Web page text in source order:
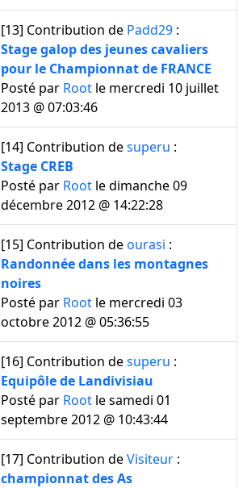
[13] Contribution de Padd29:
Stage galop des jeunes cavaliers
pour le Championnat de FRANCE
Posté par Rootle mercredi 10 juillet
2013 @ 07:03:46
[14] Contribution desuperu :
Stage CREB
Posté par Rootle dimanche 09
décembre 2012 @ 14:22:28
[15] Contribution deourasi :
Randonnée dans les montagnes
noires
Posté par Rootle mercredi 03
octobre 2012 @ 05:36:55
[16] Contribution desuperu :
Equipôle de Landivisiau
Posté par Rootle samedi 01
septembre 2012 @ 10:43:44
[17] Contribution deVisiteur:
championnat des As